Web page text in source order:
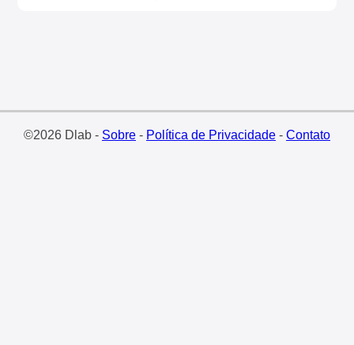
©2026 Dlab - Sobre- Política de Privacidade- Contato